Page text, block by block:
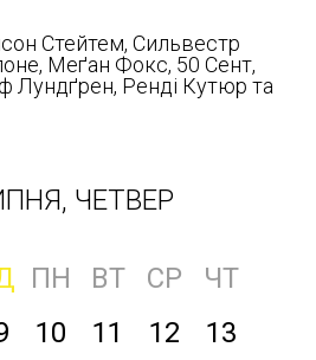
Стейтем, Сильвестр
Меґан Фокс, 50 Сент,
Лундґрен, Ренді Кутюр та
ЧЕТВЕР
ПН ВТ СР
ЧТ
10 11 12 13